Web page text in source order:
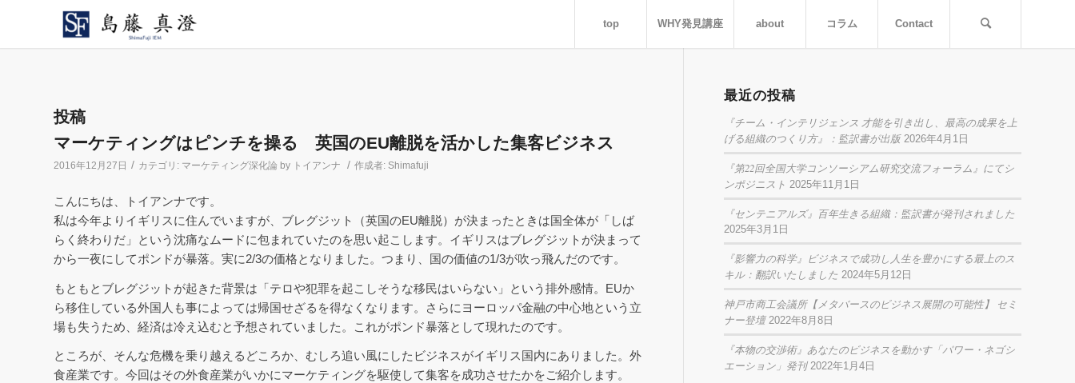
top WHY発見講座 about コラム Contact
投稿
マーケティングはピンチを操る 英国のEU離脱を活かした集客ビジネス
2016年12月27日 / カテゴリ: マーケティング深化論 by トイアンナ / 作成者: Shimafuji
こんにちは、トイアンナです。
私は今年よりイギリスに住んでいますが、ブレグジット（英国のEU離脱）が決まったときは国全体が「しば
らく終わりだ」という沈痛なムードに包まれていたのを思い起こします。イギリスはブレグジットが決まって
から一夜にしてポンドが暴落。実に2/3の価格となりました。つまり、国の価値の1/3が吹っ飛んだのです。
もともとブレグジットが起きた背景は「テロや犯罪を起こしそうな移民はいらない」という排外感情。EUか
ら移住している外国人も事によっては帰国せざるを得なくなります。さらにヨーロッパ金融の中心地という立
場も失うため、経済は冷え込むと予想されていました。これがポンド暴落として現れたのです。
ところが、そんな危機を乗り越えるどころか、むしろ追い風にしたビジネスがイギリス国内にありました。外
食産業です。今回はその外食産業がいかにマーケティングを駆使して集客を成功させたかをご紹介します。
最近の投稿
『チーム・インテリジェンス 才能を引き出し、最高の成果を上
げる組織のつくり方』：監訳書が出版 2026年4月1日
『第22回全国大学コンソーシアム研究交流フォーラム』にてシ
ンポジニスト 2025年11月1日
『センテニアルズ』百年生きる組織：監訳書が発刊されました
2025年3月1日
『影響力の科学』ビジネスで成功し人生を豊かにする最上のス
キル：翻訳いたしました 2024年5月12日
神戸市商工会議所【メタバースのビジネス展開の可能性】 セミ
ナー登壇 2022年8月8日
『本物の交渉術』あなたのビジネスを動かす「パワー・ネゴシ
エーション」発刊 2022年1月4日